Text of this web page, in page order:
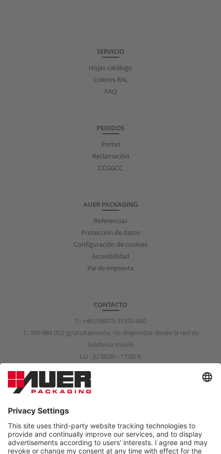
SERVICIO
Hojas catálogo
Colores RAL
FAQ
PEDIDOS
Portes
Reclamación
CCGGCC
AUER PACKAGING
Referencias
Protección de datos
Configuración de cookies
Accesibilidad
Pie de imprenta
CONTACTO
T.: +49 (0)8075 91333-840
T.: 900 984 952(gratuitamente, no disponible desde la red de
telefonía móvil)
LU - JU 08:00 - 17:00 h
info@auer-packaging.es